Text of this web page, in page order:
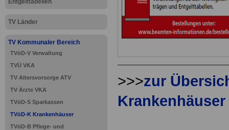
Entgelttabellen
TV Länder
TV Kommunaler Bereich
TVöD-V Verwaltung
TVÜ VKA
TV Altersvorsorge ATV
TV Ärzte VKA
TVöD-S Sparkassen
TVöD-K Krankenhäuser
TVöD-B Pflege- und
>>>zur
Krankenhäuser